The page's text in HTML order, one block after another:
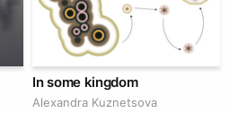
In some kingdom
Alexandra Kuznetsova